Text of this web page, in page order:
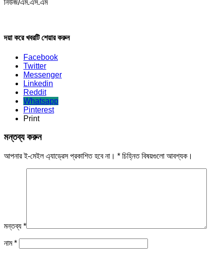
নিউজ/এম.এস.এম
দয়া করে খবরটি শেয়ার করুন
Facebook
Twitter
Messenger
Linkedin
Reddit
Whatsapp
Pinterest
Print
মন্তব্য করুন
আপনার ই-মেইল এ্যাড্রেস প্রকাশিত হবে না। * চিহ্নিত বিষয়গুলো আবশ্যক।
মন্তব্য *
নাম*